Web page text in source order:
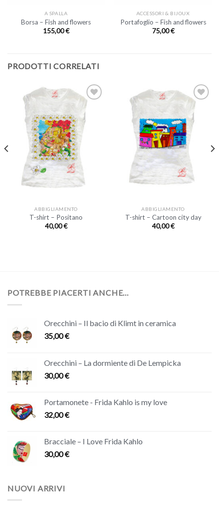
A SPALLA
Borsa – Fish and flowers
155,00€
ACCESSORI & BIJOUX
Portafoglio – Fish and flowers
75,00€
PRODOTTI CORRELATI
ABBIGLIAMENTO
T-shirt – Positano
40,00€
ABBIGLIAMENTO
T-shirt – Cartoon city day
40,00€
POTREBBE PIACERTI ANCHE…
Orecchini – Il bacio di Klimt in ceramica
35,00€
Orecchini – La dormiente di De Lempicka
30,00€
Portamonete - Frida Kahlo is my love
32,00€
Bracciale – I Love Frida Kahlo
30,00€
NUOVI ARRIVI